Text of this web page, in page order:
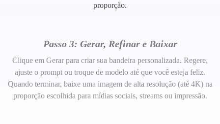
proporção.
Passo 3: Gerar, Refinar e Baixar
Clique em Gerar para criar sua bandeira personalizada. Regere,
ajuste o prompt ou troque de modelo até que você esteja feliz.
Quando terminar, baixe uma imagem de alta resolução (até 4K) na
proporção escolhida para mídias sociais, streams ou impressão.